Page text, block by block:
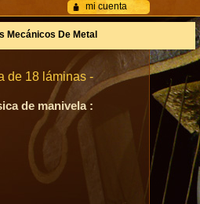
mi cuenta
Mecánicos De Metal
de 18 láminas -
de manivela :